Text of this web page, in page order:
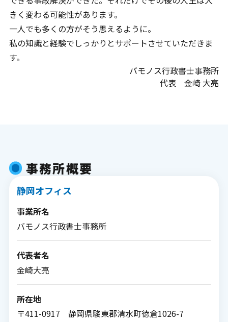
きく変わる可能性があります。
一人でも多くの方がそう思えるように。
私の知識と経験でしっかりとサポートさせていただきま
す。
バモノス行政書士事務所
代表 金崎 大亮
事務所概要
静岡オフィス
事業所名
バモノス行政書士事務所
代表者名
金崎大亮
所在地
〒411-0917 静岡県駿東郡清水町徳倉1026-7